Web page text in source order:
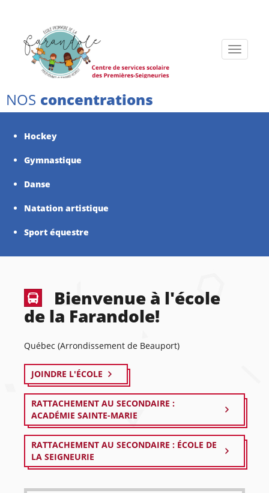
Toggle
NOS concentrations
Hockey
Gymnastique
Danse
Natation artistique
Sport équestre
Bienvenue à l'école
de la Farandole!
Québec (Arrondissement de Beauport)
JOINDRE L'ÉCOLE
RATTACHEMENT AU SECONDAIRE :
ACADÉMIE SAINTE-MARIE
RATTACHEMENT AU SECONDAIRE : ÉCOLE DE
LA SEIGNEURIE